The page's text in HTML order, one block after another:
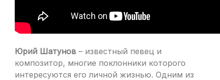
Юрий Шатунов – известный певец и
композитор, многие поклонники которого
интересуются его личной жизнью. Одним из